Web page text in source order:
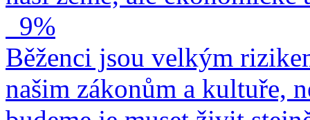
9%
Běženci jsou velkým
našim zákonům a kultuře,